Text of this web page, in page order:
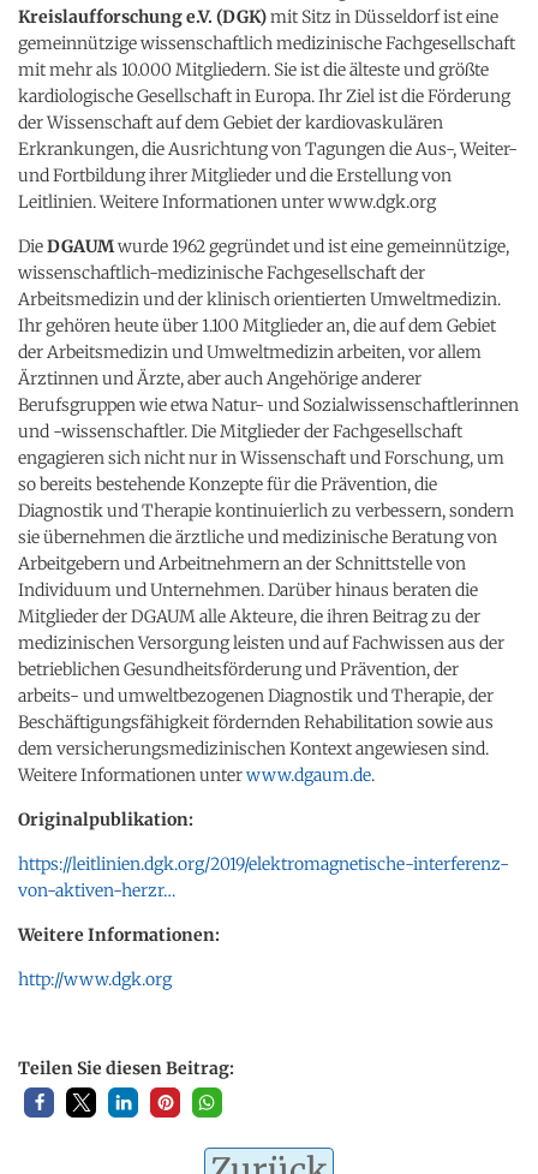
Kreislaufforschung e.V. (DGK)mit Sitz in Düsseldorf ist eine
gemeinnützige wissenschaftlich medizinische Fachgesellschaft
mit mehr als 10.000 Mitgliedern. Sie ist die älteste und größte
kardiologische Gesellschaft in Europa. Ihr Ziel ist die Förderung
der Wissenschaft auf dem Gebiet der kardiovaskulären
Erkrankungen, die Ausrichtung von Tagungen die Aus-, Weiter-
und Fortbildung ihrer Mitglieder und die Erstellung von
Leitlinien. Weitere Informationen unter www.dgk.org
DieDGAUMwurde 1962 gegründet und ist eine gemeinnützige,
wissenschaftlich-medizinische Fachgesellschaft der
Arbeitsmedizin und der klinisch orientierten Umweltmedizin.
Ihr gehören heute über 1.100 Mitglieder an, die auf dem Gebiet
der Arbeitsmedizin und Umweltmedizin arbeiten, vor allem
Ärztinnen und Ärzte, aber auch Angehörige anderer
Berufsgruppen wie etwa Natur- und Sozialwissenschaftlerinnen
und -wissenschaftler. Die Mitglieder der Fachgesellschaft
engagieren sich nicht nur in Wissenschaft und Forschung, um
so bereits bestehende Konzepte für die Prävention, die
Diagnostik und Therapie kontinuierlich zu verbessern, sondern
sie übernehmen die ärztliche und medizinische Beratung von
Arbeitgebern und Arbeitnehmern an der Schnittstelle von
Individuum und Unternehmen. Darüber hinaus beraten die
Mitglieder der DGAUM alle Akteure, die ihren Beitrag zu der
medizinischen Versorgung leisten und auf Fachwissen aus der
betrieblichen Gesundheitsförderung und Prävention, der
arbeits- und umweltbezogenen Diagnostik und Therapie, der
Beschäftigungsfähigkeit fördernden Rehabilitation sowie aus
dem versicherungsmedizinischen Kontext angewiesen sind.
Weitere Informationen unterwww.dgaum.de.
Originalpublikation:
https://leitlinien.dgk.org/2019/elektromagnetische-interferenz-
von-aktiven-herzr…
Weitere Informationen:
http://www.dgk.org
Teilen Sie diesen Beitrag: